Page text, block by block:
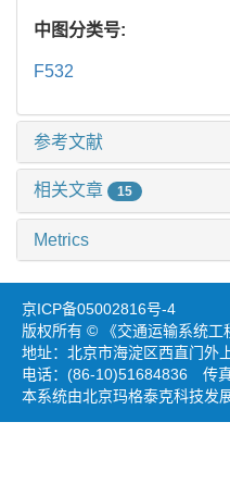
中图分类号:
F532
参考文献
相关文章 15
Metrics
京ICP备05002816号-4
版权所有 © 《交通运输系统工
地址：北京市海淀区西直门
电话：(86-10)51684836 传
本系统由北京玛格泰克科技发